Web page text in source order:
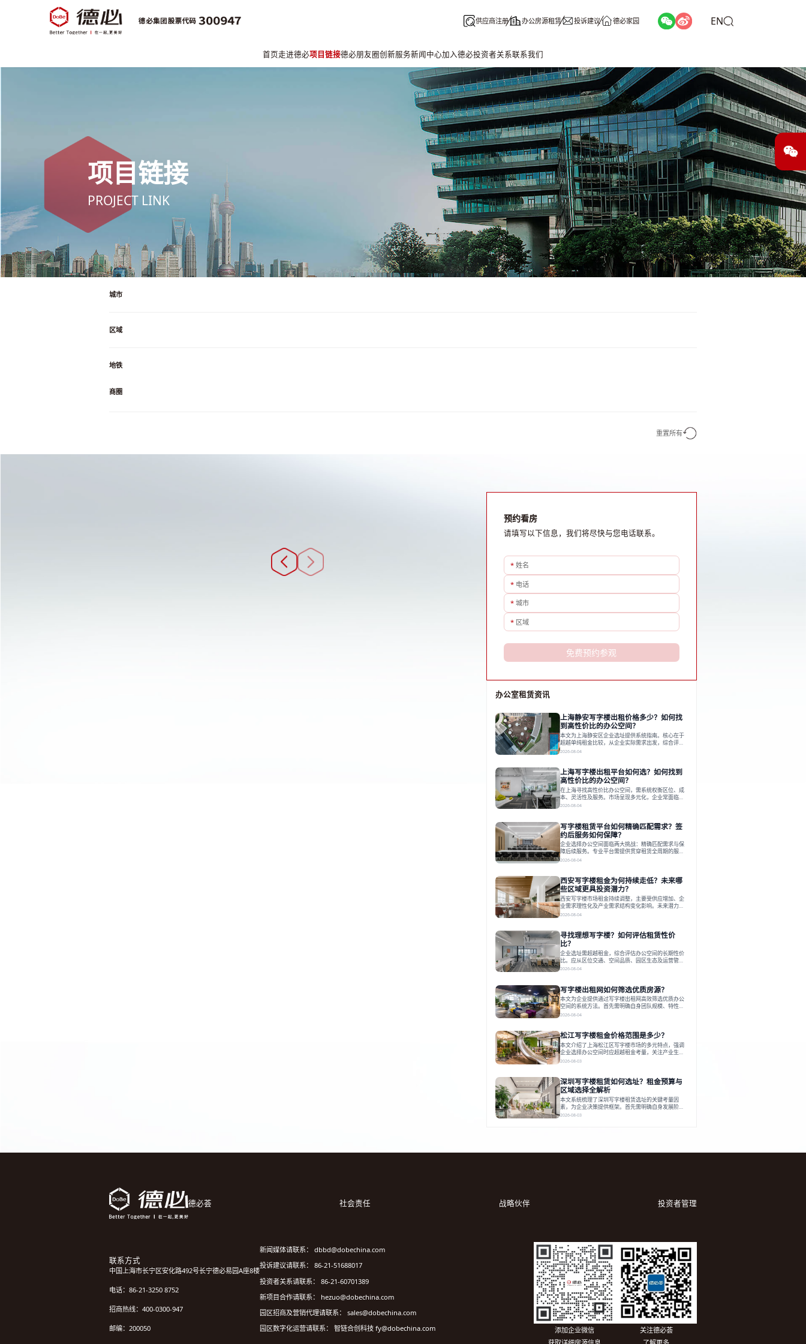
供应商注册 办公房源租赁 投诉建议 德必家园 EN
首页走进德必项目链接德必朋友圈创新服务新闻中心加入德必投资者关系联系我们
项目链接
PROJECT LINK
城市
区域
地铁
商圈
重置所有
预约看房
请填写以下信息，我们将尽快与您电话联系。
* 姓名
* 电话
* 城市
* 区域
免费预约参观
办公室租赁资讯
上海静安写字楼出租价格多少？如何找
到高性价比的办公空间？
本文为上海静安区企业选址提供系统指南。核心在于
超越单纯租金比较，从企业实际需求出发，综合评估
交通、硬件、空间弹性、配套服务及产业生态等多维
升性价比，并通过不同规模企业的实际案例加以说
明。之后指出，专业运营服务商提供的稳定环境、社
群活动与产业集聚等增值服务，是很大化空间价值、
助力企业成长的关键。对于许多在
2026-08-04
上海写字楼出租平台如何选？如何找到
高性价比的办公空间？
在上海寻找高性价比办公空间，需系统权衡区位、成
本、灵活性及服务。市场呈现多元化，企业常面临租
赁流程复杂、隐性成本高等挑战。选择平台时，应评
区、灵活产品和丰富配套，满足不同企业需求。企业
应明确自身需求，实地考察，选择能支持长期发展、
提升竞争力的办公空间。在上海寻找合适的办公空
间，对于企业行政负责人、中小企业主
2026-08-04
写字楼租赁平台如何精确匹配需求？签
约后服务如何保障？
企业选择办公空间面临两大挑战：精确匹配需求与保
障后续服务。专业平台需提供贯穿租赁全周期的服
务，将企业从非核心事务中解放。精确匹配需结合企
的全周期保障体系。德必集团通过标准化服务与个性
化运营结合，以全国布局和产业生态圈为企业提供稳
定支持，体现了从信息撮合到深度服务的能力转变。
在为企业寻找办公空间的过程中，
2026-08-04
西安写字楼租金为何持续走低？未来哪
些区域更具投资潜力？
西安写字楼市场租金持续调整，主要受供应增加、企
业需求理性化及产业需求结构变化影响。未来潜力区
域集中在产业集聚、交利及城市更新地带，如高新区
运营方通过空间优化与社群服务，助力企业成长，推
动市场向多元化、高性价比方向发展。近年来，西安
写字楼市场呈现出租金持续调整的态势，这一现象引
发了的广泛关注。作为西部重要
2026-08-04
寻找理想写字楼？如何评估租赁性价
比？
企业选址需超越租金，综合评估办公空间的长期性价
比。应从区位交通、空间品质、园区生态及运营管理
四个核心维度权衡财务支出与长期价值回报。理想的
衡。对于许多正在成长或寻求稳定发展的企业而言，
寻找一处合适的办公空间是一项至关重要的决策。这
不仅关系到团队的日常工作效率与协作氛围，更直接
影响着企业的品牌形象、运营成本
2026-08-04
写字楼出租网如何筛选优质房源？
本文为企业提供通过写字楼出租网高效筛选优质办公
空间的系统方法。首先需明确自身团队规模、特性、
预算等核心需求。线上筛选时，应深入解读房源参
背景与持续服务能力。完成线上初选后，必须进行线
下实地验证，核对空间实景、测试设施、感受园区氛
围并确认合同条款，从而做出精确决策。在数字化时
代，写字楼出租网已成为企业寻找
2026-08-04
松江写字楼租金价格范围是多少？
本文介绍了上海松江区写字楼市场的多元特点，强调
企业选择办公空间时应超越租金考量，关注产业生态
与综合服务。文章分析了市场概况、影响空间价值的
建服务生态助力企业成长，建议企业系统评估需求与
长期价值，选择匹配的发展载体。对于许多寻求在上
海松江区设立或扩展办公空间的企业而言，了解该区
域的写字楼市场概况是决策的首先
2026-08-03
深圳写字楼租赁如何选址？租金预算与
区域选择全解析
本文系统梳理了深圳写字楼租赁选址的关键考量因
素，为企业决策提供框架。首先需明确自身发展阶
段、团队规模和文化特质等核心需求。深圳多中心商
2026-08-03
德必荟 社会责任 战略伙伴 投资者管理
联系方式
中国上海市长宁区安化路492号长宁德必易园A座8楼
电话：86-21-3250 8752
招商热线：400-0300-947
邮编：200050
新闻媒体请联系： dbbd@dobechina.com
投诉建议请联系： 86-21-51688017
投资者关系请联系： 86-21-60701389
新项目合作请联系： hezuo@dobechina.com
园区招商及营销代理请联系： sales@dobechina.com
园区数字化运营请联系： 智链合创科技 fy@dobechina.com
添加企业微信
关注德必荟